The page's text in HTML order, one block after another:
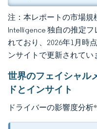
注：本レポートの市場規
Intelligence 独自の推定
れており、2026年1月時
ンサイトで更新されてい
世界のフェイシャル
ドとインサイト
ドライバーの影響度分析*